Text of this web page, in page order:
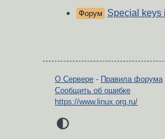
Форум Special keys
О Сервере - Правила форума
Сообщить об ошибке
https://www.linux.org.ru/